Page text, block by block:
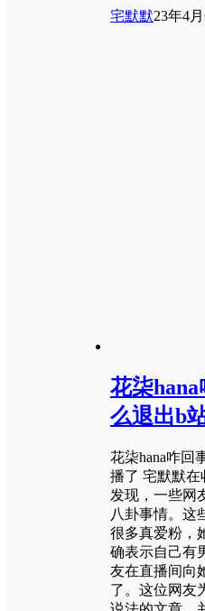
宅默默23年4月
花柒
么退出b
花柒hana咋回
播了 宅默默在
发现，一些网
八卦事情。这
很多真爱粉，
确表示自己有
友在直播间向
了。这位网友